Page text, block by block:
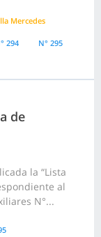
Mercedes
294 N° 295
de
la “Lista
al
N°...